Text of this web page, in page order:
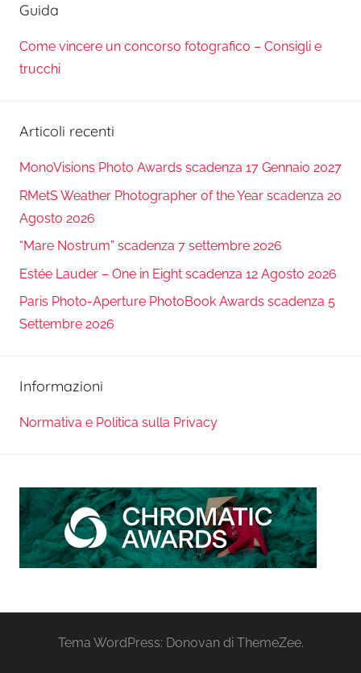
Guida
Come vincere un concorso fotografico – Consigli e
trucchi
Articoli recenti
MonoVisions Photo Awards scadenza 17 Gennaio 2027
RMetS Weather Photographer of the Year scadenza 20
Agosto 2026
“Mare Nostrum” scadenza 7 settembre 2026
Estée Lauder – One in Eight scadenza 12 Agosto 2026
Paris Photo-Aperture PhotoBook Awards scadenza 5
Settembre 2026
Informazioni
Normativa e Politica sulla Privacy
Tema WordPress: Donovan di ThemeZee.